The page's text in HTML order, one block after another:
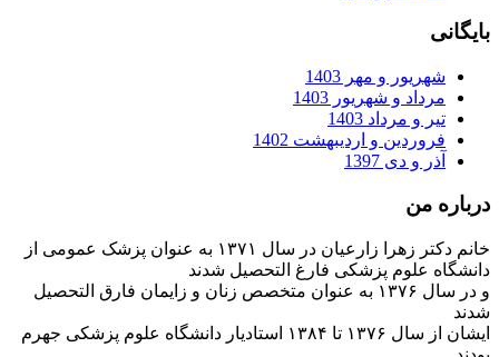
بایگانی
شهریور و مهر 1403
مرداد و شهریور 1403
تیر و مرداد 1403
فروردین و اردیبهشت 1402
آذر و دی 1397
درباره من
خانم دکتر زهرا زارعیان در سال ۱۳۷۱ به عنوان پزشک عمومی از
دانشگاه علوم پزشکی فارغ التحصیل شدند
و در سال ۱۳۷۶ به عنوان متخصص زنان و زایمان فارق التحصیل
شدند
ایشان از سال ۱۳۷۶ تا ۱۳۸۴ استادیار دانشگاه علوم پزشکی جهرم